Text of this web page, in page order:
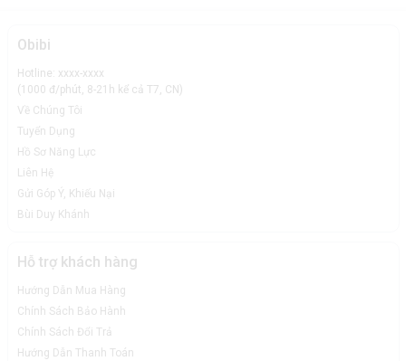
Obibi
Hotline: xxxx-xxxx
(1000 đ/phút, 8-21h kể cả T7, CN)
Về Chúng Tôi
Tuyển Dụng
Hồ Sơ Năng Lực
Liên Hệ
Gửi Góp Ý, Khiếu Nại
Bùi Duy Khánh
Hỗ trợ khách hàng
Hướng Dẫn Mua Hàng
Chính Sách Bảo Hành
Chính Sách Đổi Trả
Hướng Dẫn Thanh Toán